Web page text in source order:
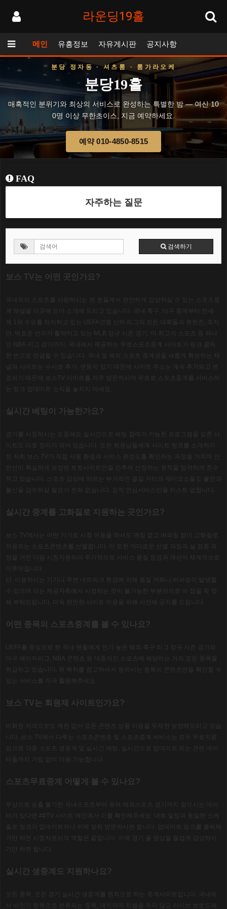
라운딩19홀
메인 유흥정보 자유게시판 공지사항
분당 정자동 · 셔츠룸 · 룸가라오케
분당19홀
매혹적인 분위기와 최상의 서비스로 완성하는 특별한 밤 — 여신 10
0명 이상 무한초이스, 지금 예약하세요.
예약 010-4850-8515
FAQ
자주하는 질문
검색하기
보스 TV는 어떤 곳인가요?
국내외의 스포츠를 사랑하시는 팬 분들께서 편안하게 감상하실 수 있는 스포츠중
계 채널을 이곳에 모아 소개해 드리고 있습니다
야구 중계부터 전세
위 수요를 차지하고 있는 UEFA 연맹 산하 리그의 모든 대회들과 류현진
최지
박효준 선수가 활약하고 있는 MLB 정규 시즌 경기
NBA 리그 경기까지
국내에서 제공하는 무료스포츠중계 사이트가 링크 클릭
한 번으로 연결할 수 있습니다
널과 사이트는 수시로 추가
변동이 있기 때문에 사이트 주소는 계속 추가되고 변
경되기 때문에 보스
TV 사이트를 자주 방문하시어 무료로 스포츠중계를 서비스하
는 링크 업데이트 소식을 놓치지 마세요
실시간 베팅이 가능한가요?
경기를 시청하시는 도중에도 실시간으로 베팅 참여가 가능한 프로그램을 갖춘 사
이트도 따로 정리가 되어 있습니다
또한 회원님들에게 사이트 링크를 소개하기
전 저희 보스
TV 가 직접 사용 환경과 서비스 완성도를 확인하는 과정을 거치며 안
전선이 확실하게 보장된 토토사이트만을 간추려 선정하는 원칙을 엄격하게 준수
하고 있습니다
스포츠 감상에 따르는 부가적인 즐길 거리와 재미요소들도 불안과
불신을 감수하실 필요가 전혀 없습니다
오직 안심서비스만을 리스트 업합니다
실시간 중계를 고화질로 지원하는 곳인가요?
보스 TV 에서는 어떤 기기로 시청 이용을 하셔도 깨짐 없고 버퍼링 없이 고화질로
적용되는 스포츠콘텐츠를 선별합니다
이 또한 까다로운 선별 과정과 실 검증 과
정을 거친 다음 시청지원하며 주기적으로 서비스 품질 점검과 개선이 체계적으로
이루어집니다
이용하시는 기기나 주변 네트워크 환경에 의해 품질 저화나 버퍼링이 발생할
수 있으며 이는 제공자측에서 시정하는 것이 불가능한 부분이므로 이 점을 꼭 양
더욱 편안한 사이트 이용을 위해 사전에 공지를 드립니다
어떤 종목의 스포츠중계를 볼 수 있나요?
UEFA
를 중심으로 한 국내 팬들에게 인기 높은 해외 축구 리그 정규 시즌 경기와
야구 메이저리그
, NBA
콘텐츠 등 대중적인 스포츠에 해당하는 거의 모든 종목을
취급하고 있습니다
위 목차를 참고하셔서 원하시는 종목의 콘텐츠만을 확인할 수
있는 서비스를 적극 활용해주세요
보스 TV는 회원제 사이트인가요?
비회원 자격으로도 제한 없이 모든 콘텐츠 상품 이용을 무제한 보장해드리고 있습
. 보스 TV 에서 다루는 스포츠콘텐츠 및 스포츠중계 서비스는 모두 무료지원
임으로 각종 스포츠 생중계 및 실시간 베팅
실시간으로 업데이트 되는 관련 데이
터들까지 가입 없이 이용 가능합니다
스포츠무료중계 어떻게 볼 수 있나요?
무상으로 송출 불가한 국내스포츠부터 유려 해외스포츠 경기까지 찾으시는 데이
터가 있다면 ##TV 사이트 메인에서 이를 확인해주세요
대회 일정과 동일한 스케
줄로 링크가 업데이트되니 이에 맞춰 방문하시면 됩니다
업데이트 링크를 클릭하
기만 하면 시청자로서의 역할은 끝입니다
이제 경기 풀 영상을 즐겁게 감상하시
기만 하면 됩니다
실시간 생중계도 지원하나요?
모든 경기 실시간 생중계를 원칙으로 하는 중계사이트입니다
국내에
서 비인기 항목으로 분류되는 종목
매치까지 차별을 두지 않고 라이브 브로드캐